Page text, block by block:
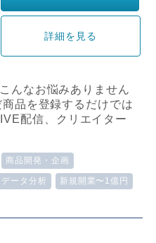
詳細を見る
んなお悩みありません
品を登録するだけでは
配信、クリエイター
商品開発・企画
データ分析 新規開業〜1億円